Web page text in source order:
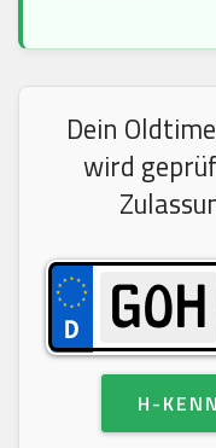
Dein
wird
H-